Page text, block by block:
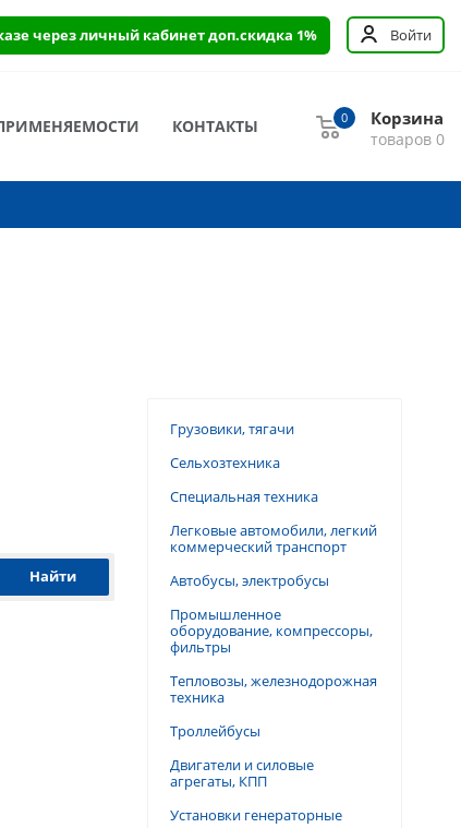
через личный кабинет доп.скидка 1% Войти
КОНТАКТЫ Корзина
товаров 0
0
Грузовики, тягачи
Сельхозтехника
Специальная техника
Легковые автомобили, легкий
коммерческий транспорт
Автобусы, электробусы
Промышленное
оборудование, компрессоры,
фильтры
Тепловозы, железнодорожная
техника
Троллейбусы
Двигатели и силовые
агрегаты, КПП
Установки генераторные